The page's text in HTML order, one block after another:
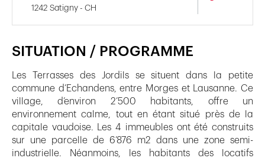
SITUATION / PROGRAMME
Les Terrasses des Jordils se situent dans la petite
commune d’Echandens, entre Morges et Lausanne. Ce
village, d’environ 2’500 habitants, offre un
environnement calme, tout en étant situé près de la
capitale vaudoise. Les 4 immeubles ont été construits
sur une parcelle de 6’876 m2 dans une zone semi-
industrielle. Néanmoins, les habitants des locatifs
1242 Satigny - CH